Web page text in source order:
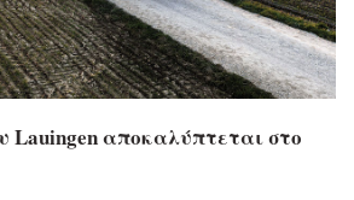
Lauingen αποκαλύπτεται στο